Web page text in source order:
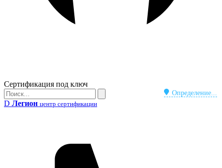
Бейдж
Сертификация под ключ
Определение...
Поиск
Поиск
D Легион центр сертификации